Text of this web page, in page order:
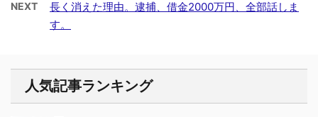
NEXT
長く消えた理由。逮捕、借金2000万円、全部話しま
す。
人気記事ランキング